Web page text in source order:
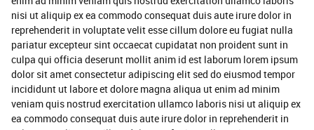
nisi ut aliquip ex ea commodo consequat duis aute irure dolor in
reprehenderit in voluptate velit esse cillum dolore eu fugiat nulla
pariatur excepteur sint occaecat cupidatat non proident sunt in
culpa qui officia deserunt mollit anim id est laborum lorem ipsum
dolor sit amet consectetur adipiscing elit sed do eiusmod tempor
incididunt ut labore et dolore magna aliqua ut enim ad minim
veniam quis nostrud exercitation ullamco laboris nisi ut aliquip ex
ea commodo consequat duis aute irure dolor in reprehenderit in